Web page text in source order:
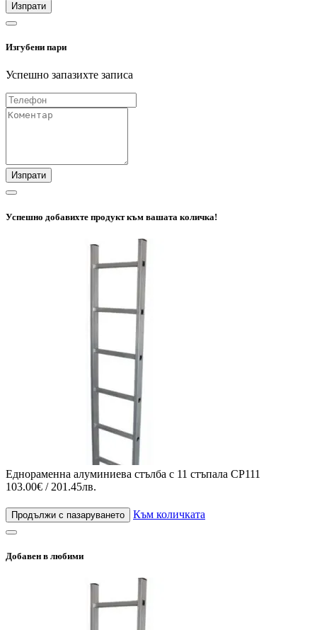
Изпрати
Изгубени пари
Успешно запазихте записа
Изпрати
Успешно добавихте продукт към вашата количка!
Еднораменна алуминиева стълба с 11 стъпала CP111
103.00€ / 201.45лв.
Продължи с пазаруването Към количката
Добавен в любими